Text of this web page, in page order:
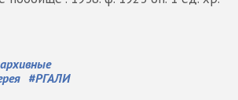
архивные
#РГАЛИ